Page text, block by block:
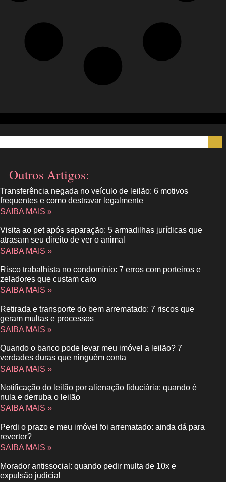
Outros Artigos:
Transferência negada no veículo de leilão: 6 motivos
frequentes e como destravar legalmente
SAIBA MAIS »
Visita ao pet após separação: 5 armadilhas jurídicas que
atrasam seu direito de ver o animal
SAIBA MAIS »
Risco trabalhista no condomínio: 7 erros com porteiros e
zeladores que custam caro
SAIBA MAIS »
Retirada e transporte do bem arrematado: 7 riscos que
geram multas e processos
SAIBA MAIS »
Quando o banco pode levar meu imóvel a leilão? 7
verdades duras que ninguém conta
SAIBA MAIS »
Notificação do leilão por alienação fiduciária: quando é
nula e derruba o leilão
SAIBA MAIS »
Perdi o prazo e meu imóvel foi arrematado: ainda dá para
reverter?
SAIBA MAIS »
Morador antissocial: quando pedir multa de 10x e
expulsão judicial